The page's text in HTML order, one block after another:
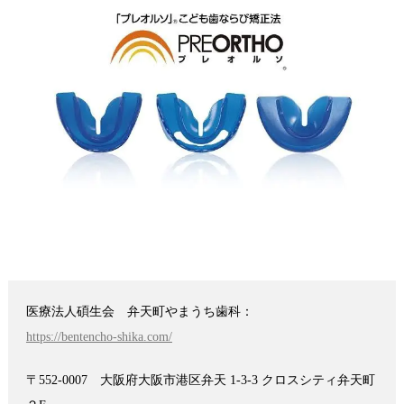
医療法人碩生会 弁天町やまうち歯科：
https://bentencho-shika.com/
〒552-0007 大阪府大阪市港区弁天 1-3-3 クロスシティ弁天町